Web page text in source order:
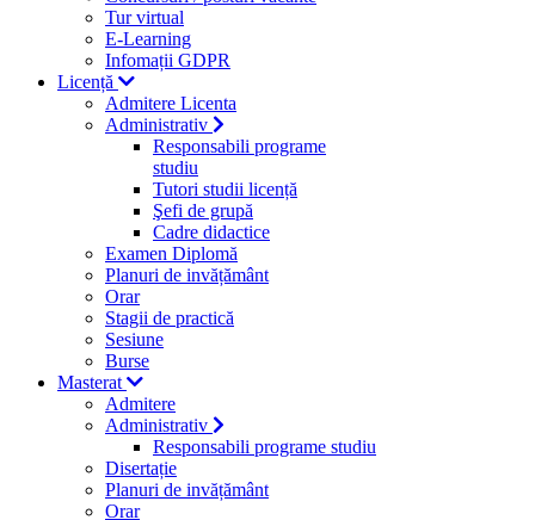
Tur virtual
E-Learning
Infomații GDPR
Licență
Admitere Licenta
Administrativ
Responsabili programe
studiu
Tutori studii licență
Şefi de grupă
Cadre didactice
Examen Diplomă
Planuri de invățământ
Orar
Stagii de practică
Sesiune
Burse
Masterat
Admitere
Administrativ
Responsabili programe studiu
Disertație
Planuri de invățământ
Orar